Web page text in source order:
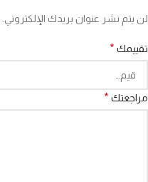
لن يتم نشر عنوان بريدك الإلكتروني.
تقييمك *
مراجعتك *